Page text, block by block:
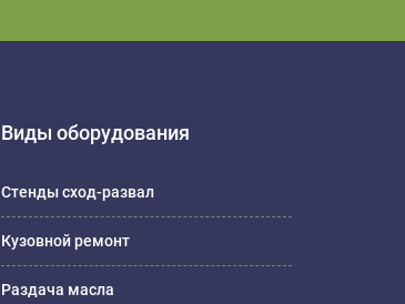
Виды оборудования
Стенды сход-развал
Кузовной ремонт
Раздача масла